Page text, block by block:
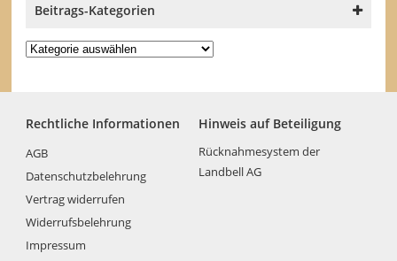
Beitrags-Kategorien
Beitrags-
Kategorien
Rechtliche Informationen
AGB
Datenschutzbelehrung
Vertrag widerrufen
Widerrufsbelehrung
Impressum
Hinweis auf Beteiligung
Rücknahmesystem der
Landbell AG